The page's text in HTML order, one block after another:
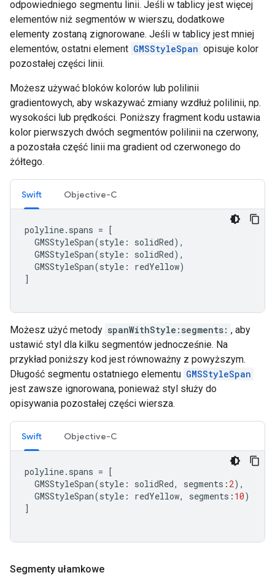
odpowiedniego segmentu linii. Jeśli w tablicy jest więcej
elementów niż segmentów w wierszu, dodatkowe
elementy zostaną zignorowane. Jeśli w tablicy jest mniej
elementów, ostatni element GMSStyleSpan opisuje kolor
pozostałej części linii.
Możesz używać bloków kolorów lub polilinii
gradientowych, aby wskazywać zmiany wzdłuż polilinii, np.
wysokości lub prędkości. Poniższy fragment kodu ustawia
kolor pierwszych dwóch segmentów polilinii na czerwony,
a pozostała część linii ma gradient od czerwonego do
żółtego.
Swift Objective-C
polyline. spans =
[
GMSStyleSpan(style : solidRed),
GMSStyleSpan(style : solidRed),
GMSStyleSpan(style : redYellow)
]
Możesz użyć metody spanWithStyle:segments: , aby
ustawić styl dla kilku segmentów jednocześnie. Na
przykład poniższy kod jest równoważny z powyższym.
Długość segmentu ostatniego elementu GMSStyleSpan
jest zawsze ignorowana, ponieważ styl służy do
opisywania pozostałej części wiersza.
Swift Objective-C
polyline. spans =
[
GMSStyleSpan(style : solidRed, segments : 2),
GMSStyleSpan(style : redYellow, segments : 10)
]
Segmenty ułamkowe